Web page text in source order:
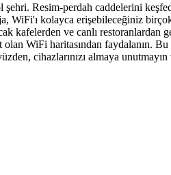
Resim-perdah caddelerini
WiFi'ı kolayca erişebileceğiniz
ve canlı restoranlardan
WiFi haritasından faydalanın.
cihazlarınızı almaya